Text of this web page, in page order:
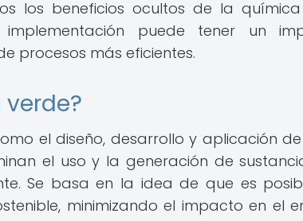
los beneficios ocultos de la
puede tener un
procesos más eficientes.
el diseño, desarrollo y aplicación
el uso y la generación de
Se basa en la idea de que es
minimizando el impacto en el